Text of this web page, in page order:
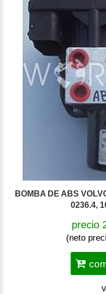
BOMBA DE ABS
0236.4,
precio
(neto